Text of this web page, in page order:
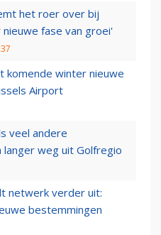
het roer over bij
nieuwe fase van groei'
komende winter nieuwe
Airport
veel andere
langer weg uit Golfregio
netwerk verder uit:
bestemmingen